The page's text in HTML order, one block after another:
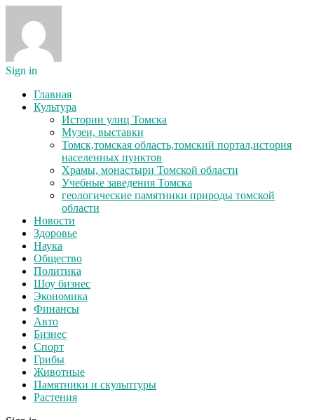
Sign in
Главная
Культура
Истории улиц Томска
Музеи, выставки
Томск,томская область,томский портал,история
населенных пунктов
Храмы, монастыри Томской области
Учебные заведения Томска
геологические памятники природы томской
области
Новости
Здоровье
Наука
Общество
Политика
Шоу бизнес
Экономика
Финансы
Авто
Бизнес
Спорт
Грибы
Животные
Памятники и скульптуры
Растения